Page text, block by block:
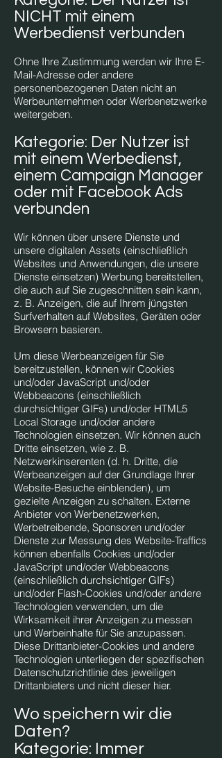
NICHT mit einem
Werbedienst verbunden
Ohne Ihre Zustimmung werden wir Ihre E-
Mail-Adresse oder andere
personenbezogenen Daten nicht an
Werbeunternehmen oder Werbenetzwerke
weitergeben.
Kategorie: Der Nutzer ist
mit einem Werbedienst,
einem Campaign Manager
oder mit Facebook Ads
verbunden
Wir können über unsere Dienste und
unsere digitalen Assets (einschließlich
Websites und Anwendungen, die unsere
Dienste einsetzen) Werbung bereitstellen,
die auch auf Sie zugeschnitten sein kann,
z. B. Anzeigen, die auf Ihrem jüngsten
Surfverhalten auf Websites, Geräten oder
Browsern basieren.
Um diese Werbeanzeigen für Sie
bereitzustellen, können wir Cookies
und/oder JavaScript und/oder
Webbeacons (einschließlich
durchsichtiger GIFs) und/oder HTML5
Local Storage und/oder andere
Technologien einsetzen. Wir können auch
Dritte einsetzen, wie z. B.
Netzwerkinserenten (d. h. Dritte, die
Werbeanzeigen auf der Grundlage Ihrer
Website-Besuche einblenden), um
gezielte Anzeigen zu schalten. Externe
Anbieter von Werbenetzwerken,
Werbetreibende, Sponsoren und/oder
Dienste zur Messung des Website-Traffics
können ebenfalls Cookies und/oder
JavaScript und/oder Webbeacons
(einschließlich durchsichtiger GIFs)
und/oder Flash-Cookies und/oder andere
Technologien verwenden, um die
Wirksamkeit ihrer Anzeigen zu messen
und Werbeinhalte für Sie anzupassen.
Diese Drittanbieter-Cookies und andere
Technologien unterliegen der spezifischen
Datenschutzrichtlinie des jeweiligen
Drittanbieters und nicht dieser hier.
Wo speichern wir die
Daten?
Kategorie: Immer